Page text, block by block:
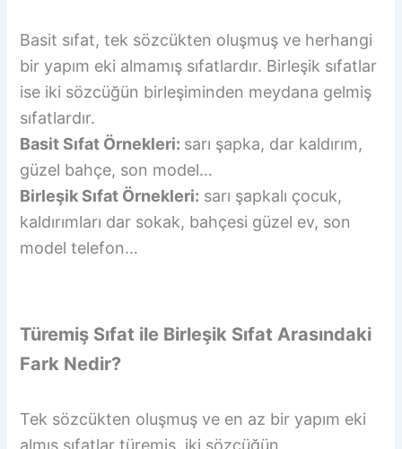
Basit sıfat, tek sözcükten oluşmuş ve herhangi
bir yapım eki almamış sıfatlardır. Birleşik sıfatlar
ise iki sözcüğün birleşiminden meydana gelmiş
sıfatlardır.
Basit Sıfat Örnekleri: sarı şapka, dar kaldırım,
güzel bahçe, son model…
Birleşik Sıfat Örnekleri: sarı şapkalı çocuk,
kaldırımları dar sokak, bahçesi güzel ev, son
model telefon…
Türemiş Sıfat ile Birleşik Sıfat Arasındaki
Fark Nedir?
Tek sözcükten oluşmuş ve en az bir yapım eki
almış sıfatlar türemiş, iki sözcüğün